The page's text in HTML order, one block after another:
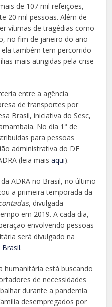
de 107 mil refeições,
20 mil pessoas. Além de
vítimas de tragédias como
no fim de janeiro do ano
também tem percorrido
mais atingidas pela crise
entre a agência
de transportes por
Brasil, iniciativa do Sesc,
No dia 1° de
para pessoas
administrativa do DF
(leia maisaqui).
ADRA no Brasil, no último
a primeira temporada da
, divulgada
em 2019. A cada dia,
envolvendo pessoas
será divulgado na
Brasil.
humanitária está buscando
de necessidades
durante a pandemia
desempregados por